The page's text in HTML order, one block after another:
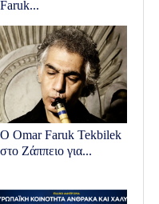
Faruk...
Ο Omar Faruk Tekbilek
στο Ζάππειο για...